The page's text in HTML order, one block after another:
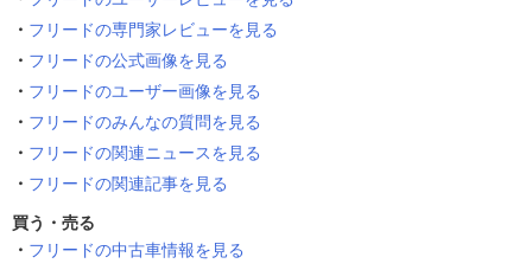
フリードの専門家レビューを見る
フリードの公式画像を見る
フリードのユーザー画像を見る
フリードのみんなの質問を見る
フリードの関連ニュースを見る
フリードの関連記事を見る
買う・売る
フリードの中古車情報を見る